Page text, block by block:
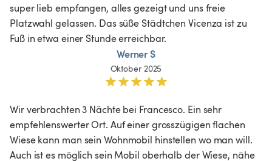
super lieb empfangen, alles gezeigt und uns freie
Platzwahl gelassen. Das süße Städtchen Vicenza ist zu
Fuß in etwa einer Stunde erreichbar.
Werner S
Oktober 2025
Wir verbrachten 3 Nächte bei Francesco. Ein sehr
empfehlenswerter Ort. Auf einer grosszügigen flachen
Wiese kann man sein Wohnmobil hinstellen wo man will.
Auch ist es möglich sein Mobil oberhalb der Wiese, nähe